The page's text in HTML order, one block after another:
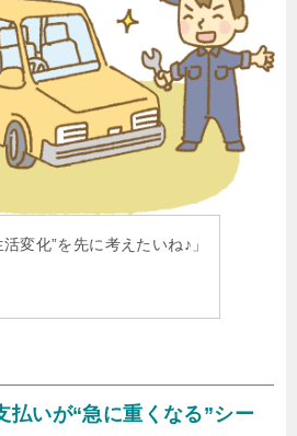
変化”を先に考えたいね♪」
払いが“急に重くなる”シー